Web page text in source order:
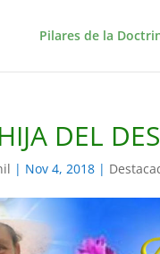
Pilares de la
DEL
| Nov 4, 2018 |